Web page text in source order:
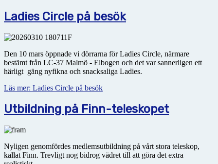
Ladies Circle på besök
Den 10 mars öppnade vi dörrarna för Ladies Circle, närmare
bestämt från LC-37 Malmö - Elbogen och det var sannerligen ett
härligt gäng nyfikna och snacksaliga Ladies.
Läs mer: Ladies Circle på besök
Utbildning på Finn-teleskopet
Nyligen genomfördes medlemsutbildning på vårt stora teleskop,
kallat Finn. Trevligt nog bidrog vädret till att göra det extra